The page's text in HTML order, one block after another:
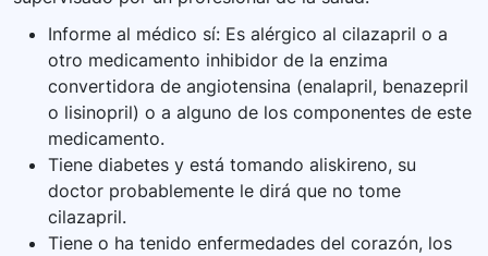
Informe al médico sí: Es alérgico al cilazapril o a
otro medicamento inhibidor de la enzima
convertidora de angiotensina (enalapril, benazepril
o lisinopril) o a alguno de los componentes de este
medicamento.
Tiene diabetes y está tomando aliskireno, su
doctor probablemente le dirá que no tome
cilazapril.
Tiene o ha tenido enfermedades del corazón, los